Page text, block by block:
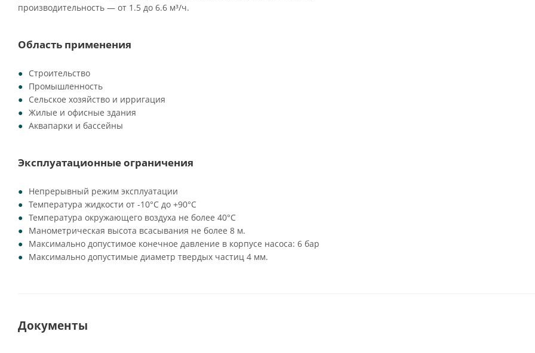
производительность — от 1.5 до 6.6 м³/ч.
Область применения
Строительство
Промышленность
Сельское хозяйство и ирригация
Жилые и офисные здания
Аквапарки и бассейны
Эксплуатационные ограничения
Непрерывный режим эксплуатации
Температура жидкости от -10°C до +90°C
Температура окружающего воздуха не более 40°C
Манометрическая высота всасывания не более 8 м.
Максимально допустимое конечное давление в корпусе насоса: 6 бар
Максимально допустимые диаметр твердых частиц 4 мм.
Документы